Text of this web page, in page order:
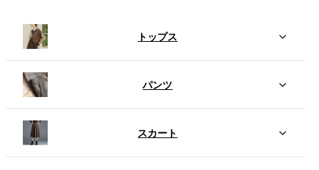
トップス
パンツ
スカート